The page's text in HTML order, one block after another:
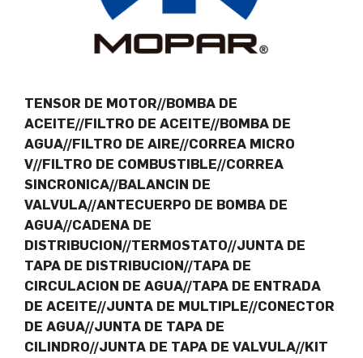
TENSOR DE MOTOR//BOMBA DE
ACEITE//FILTRO DE ACEITE//BOMBA DE
AGUA//FILTRO DE AIRE//CORREA MICRO
V//FILTRO DE COMBUSTIBLE//CORREA
SINCRONICA//BALANCIN DE
VALVULA//ANTECUERPO DE BOMBA DE
AGUA//CADENA DE
DISTRIBUCION//TERMOSTATO//JUNTA DE
TAPA DE DISTRIBUCION//TAPA DE
CIRCULACION DE AGUA//TAPA DE ENTRADA
DE ACEITE//JUNTA DE MULTIPLE//CONECTOR
DE AGUA//JUNTA DE TAPA DE
CILINDRO//JUNTA DE TAPA DE VALVULA//KIT